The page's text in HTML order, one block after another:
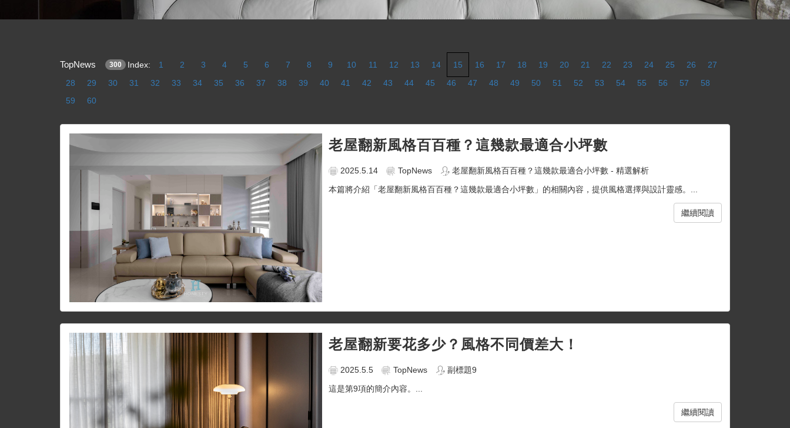
TopNews 300 Index: 1 2 3 4 5 6 7 8 9 10 11 12 13 14 15 16 17 18 19 20 21 22 23 24 25 26
27
28
29 30 31 32 33 34 35 36 37 38 39 40 41 42 43 44 45 46 47 48 49 50 51 52 53 54 55 56 57
58
59
60
老屋翻新風格百百種？這幾款最適合小坪數
2025.5.14 TopNews
老屋翻新風格百百種？這幾款最適合小坪數 - 精選解析
本篇將介紹「老屋翻新風格百百種？這幾款最適合小坪數」的相關內容，提供風格選擇與設計靈感。...
繼續閱讀
老屋翻新要花多少？風格不同價差大！
2025.5.5 TopNews
副標題9
這是第9項的簡介內容。...
繼續閱讀